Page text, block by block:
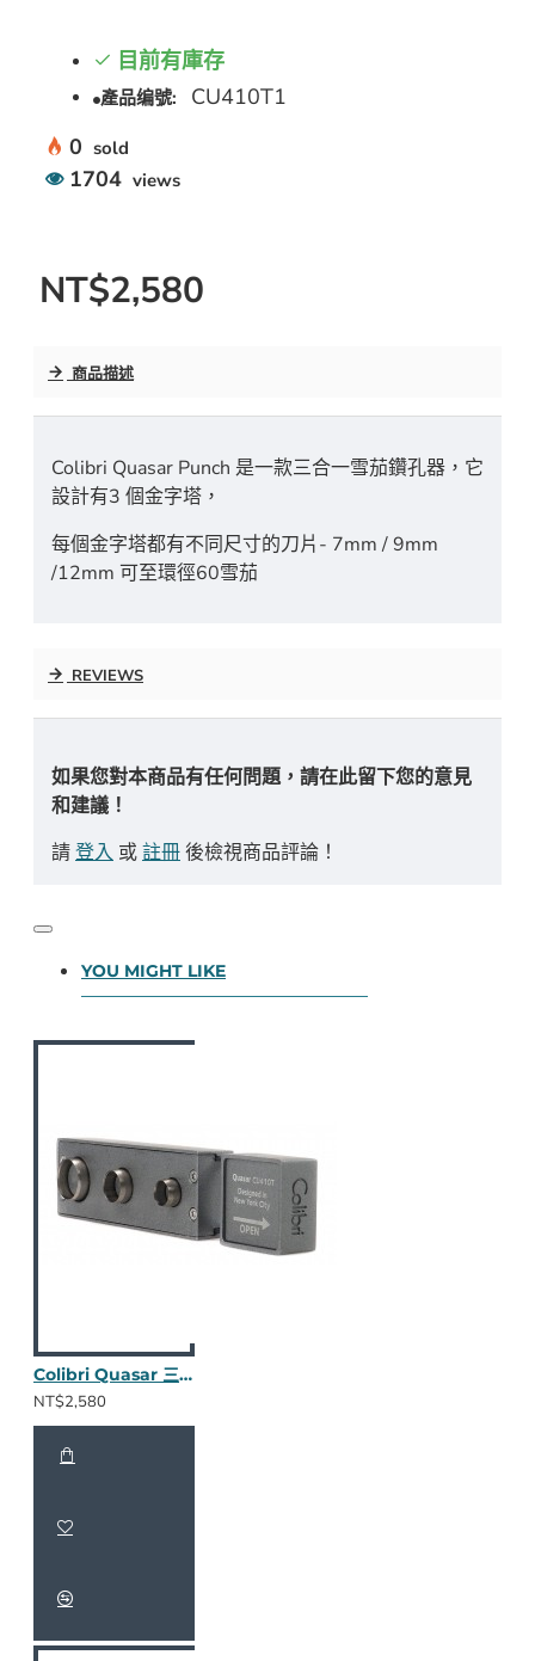
目前有庫存
產品编號:
CU410T1
0 sold
1704 views
NT$2,580
商品描述
Colibri Quasar Punch 是一款三合一雪茄鑽孔器，它
設計有3 個金字塔，
每個金字塔都有不同尺寸的刀片- 7mm / 9mm
/12mm 可至環徑60雪茄
REVIEWS
如果您對本商品有任何問題，請在此留下您的意見
和建議！
請登入 或註冊後檢視商品評論！
YOU MIGHT LIKE
Colibri Quasar 三合一鑽孔器 (水泥灰)
NT$2,580